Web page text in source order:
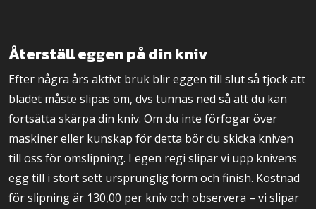
Återställ eggen på din kniv
Efter några års aktivt bruk blir eggen till slut så tjock att
bladet måste slipas om, dvs tunnas ned så att du kan
fortsätta skärpa din kniv. Om du inte förfogar över
maskiner eller kunskap för detta bör du skicka kniven
till oss för omslipning. I egen regi slipar vi upp knivens
egg till i stort sett ursprunglig form och finish. Kostnad
för slipning är 130,00 per kniv och observera – vi slipar